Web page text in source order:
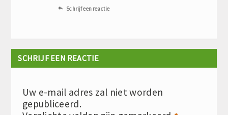
 Schrijf een reactie
SCHRIJF EEN REACTIE
Uw e-mail adres zal niet worden
gepubliceerd.